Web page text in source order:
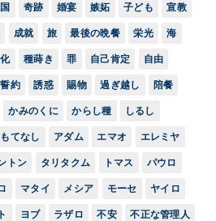
奇跡 婚宴 嫉妬 子ども 宣教
成就 旅 最後の晩餐 栄光 海
種蒔き 罪 自己肯定 自由
誓約 誘惑 賜物 過ぎ越し 陪餐
かみのくに からし種 しるし
もてなし アダム エマオ エレミヤ
トン タリタクム トマス パウロ
マタイ メシア モーセ ヤイロ
ヨブ ラザロ 不安 不正な管理人